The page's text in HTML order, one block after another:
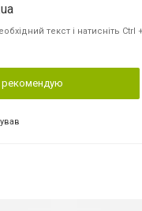
текст і натисніть
рекомендую